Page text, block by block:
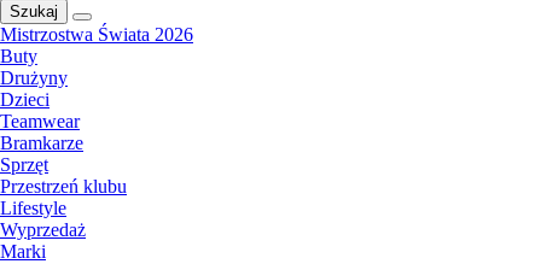
Szukaj
Mistrzostwa Świata 2026
Buty
Drużyny
Dzieci
Teamwear
Bramkarze
Sprzęt
Przestrzeń klubu
Lifestyle
Wyprzedaż
Marki